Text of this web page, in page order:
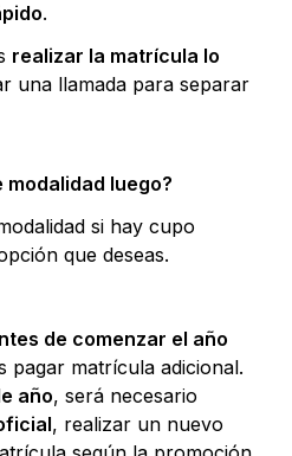
.
realizar la matrícula lo
una llamada para separar
modalidad luego?
si hay cupo
que deseas.
de comenzar el año
pagar matrícula adicional.
año, será necesario
, realizar un nuevo